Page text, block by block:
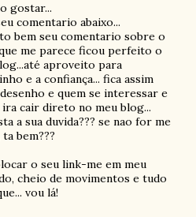
gostar...
comentario abaixo...
bem seu comentario sobre o
me parece ficou perfeito o
aproveito para
e a confiança... fica assim
e quem se interessar e
cair direto no meu blog...
a sua duvida??? se nao for me
bem???
o seu link-me em meu
cheio de movimentos e tudo
vou lá!